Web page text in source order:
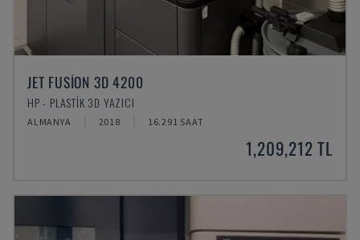
JET FUSION 3D 4200
HP - PLASTIK 3D YAZICI
ALMANYA 2018 16.291 SAAT
1,209,212 TL